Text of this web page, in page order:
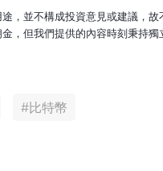
，並不構成投資意見或建議，
，但我們提供的內容時刻秉持
#比特幣